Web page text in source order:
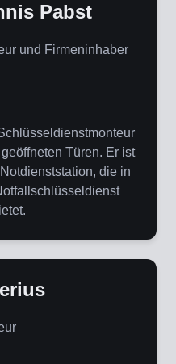
Pabst
und Firmeninhaber
Türen. Er ist
die in